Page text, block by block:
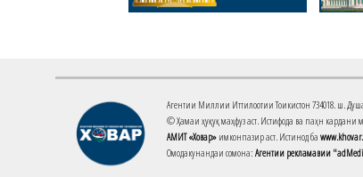
Агентии Миллии Иттилоотии Тоҷикистон 734018. ш.
© Ҳамаи ҳуқуқ маҳфуз аст. Истифода ва паҳн кардани
АМИТ «Ховар» имконпазир аст. Истинод ба
Омодакунандаи сомона: Агентии рекламавии